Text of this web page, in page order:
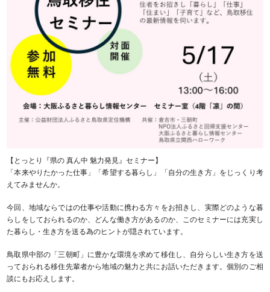
【とっとり『県の 真ん中 魅力発見』セミナー】
「本来やりたかった仕事」「希望する暮らし」「自分の生き方」をじっくり考
えてみませんか。
今回、地域ならではの仕事や活動に携わる方々をお招きし、実際どのような暮
らしをしておられるのか、どんな働き方があるのか、このセミナーには充実し
た暮らし・生き方を送る為のヒントが隠されています。
鳥取県中部の「三朝町」に豊かな環境を求めて移住し、自分らしい生き方を送
っておられる移住先輩者から地域の魅力と共にお話いただきます。個別のご相
談にもお応えします。